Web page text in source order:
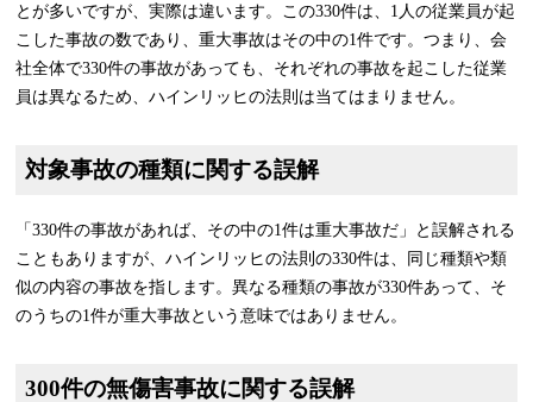
とが多いですが、実際は違います。この330件は、1人の従業員が起
こした事故の数であり、重大事故はその中の1件です。つまり、会
社全体で330件の事故があっても、それぞれの事故を起こした従業
員は異なるため、ハインリッヒの法則は当てはまりません。
対象事故の種類に関する誤解
「330件の事故があれば、その中の1件は重大事故だ」と誤解される
こともありますが、ハインリッヒの法則の330件は、同じ種類や類
似の内容の事故を指します。異なる種類の事故が330件あって、そ
のうちの1件が重大事故という意味ではありません。
300件の無傷害事故に関する誤解